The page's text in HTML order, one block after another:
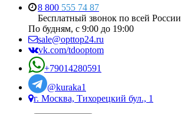
8 800 555 74 87
Бесплатный звонок по всей России
По будням, с 9:00 до 19:00
sale@opttop24.ru
vk.com/tdooptom
+79014280591
@kuraka1
г. Москва, Тихорецкий бул., 1